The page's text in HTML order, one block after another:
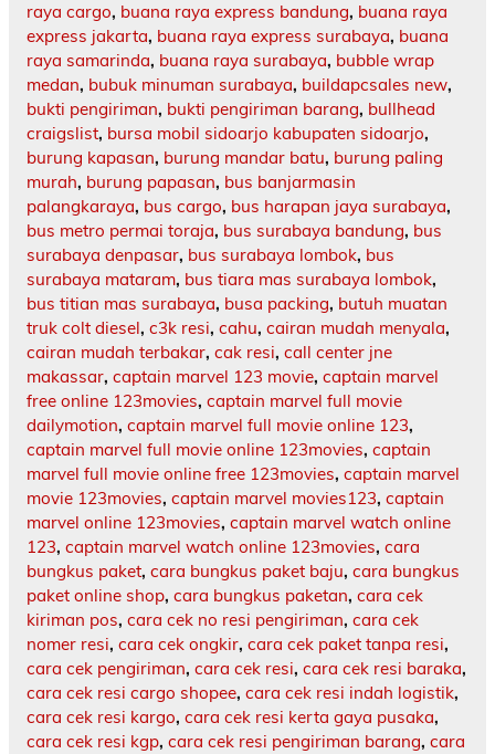
raya cargo, buana raya express bandung, buana raya
express jakarta, buana raya express surabaya, buana
raya samarinda, buana raya surabaya, bubble wrap
medan, bubuk minuman surabaya, buildapcsales new,
bukti pengiriman, bukti pengiriman barang, bullhead
craigslist, bursa mobil sidoarjo kabupaten sidoarjo,
burung kapasan, burung mandar batu, burung paling
murah, burung papasan, bus banjarmasin
palangkaraya, bus cargo, bus harapan jaya surabaya,
bus metro permai toraja, bus surabaya bandung, bus
surabaya denpasar, bus surabaya lombok, bus
surabaya mataram, bus tiara mas surabaya lombok,
bus titian mas surabaya, busa packing, butuh muatan
truk colt diesel, c3k resi, cahu, cairan mudah menyala,
cairan mudah terbakar, cak resi, call center jne
makassar, captain marvel 123 movie, captain marvel
free online 123movies, captain marvel full movie
dailymotion, captain marvel full movie online 123,
captain marvel full movie online 123movies, captain
marvel full movie online free 123movies, captain marvel
movie 123movies, captain marvel movies123, captain
marvel online 123movies, captain marvel watch online
123, captain marvel watch online 123movies, cara
bungkus paket, cara bungkus paket baju, cara bungkus
paket online shop, cara bungkus paketan, cara cek
kiriman pos, cara cek no resi pengiriman, cara cek
nomer resi, cara cek ongkir, cara cek paket tanpa resi,
cara cek pengiriman, cara cek resi, cara cek resi baraka,
cara cek resi cargo shopee, cara cek resi indah logistik,
cara cek resi kargo, cara cek resi kerta gaya pusaka,
cara cek resi kgp, cara cek resi pengiriman barang, cara